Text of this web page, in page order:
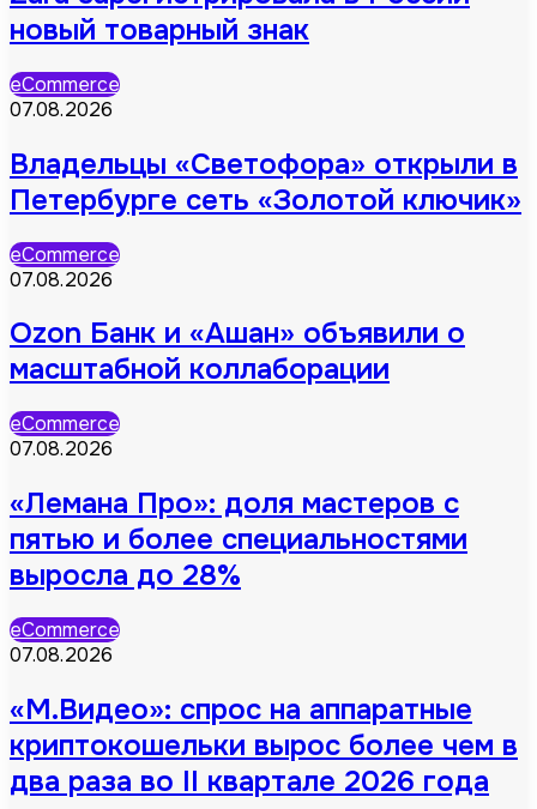
новый товарный знак
eCommerce
07.08.2026
Владельцы «Светофора» открыли в
Петербурге сеть «Золотой ключик»
eCommerce
07.08.2026
Ozon Банк и «Ашан» объявили о
масштабной коллаборации
eCommerce
07.08.2026
«Лемана Про»: доля мастеров с
пятью и более специальностями
выросла до 28%
eCommerce
07.08.2026
«М.Видео»: спрос на аппаратные
криптокошельки вырос более чем в
два раза во II квартале 2026 года